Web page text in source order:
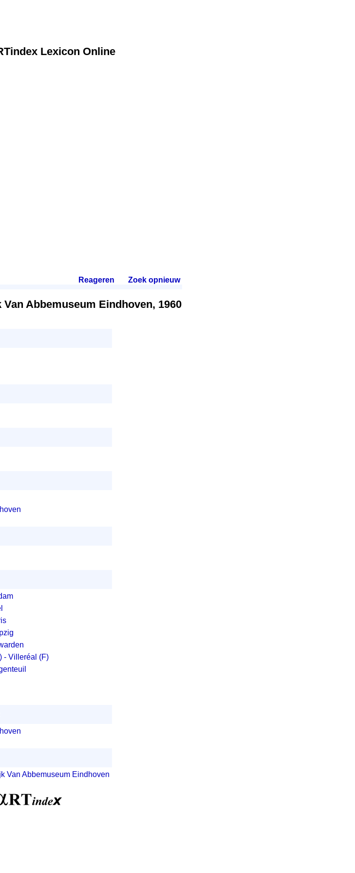
Lexicon Online
Reageren Zoek opnieuw.
Abbemuseum Eindhoven, 1960
) - Villeréal (F)
Van Abbemuseum Eindhoven